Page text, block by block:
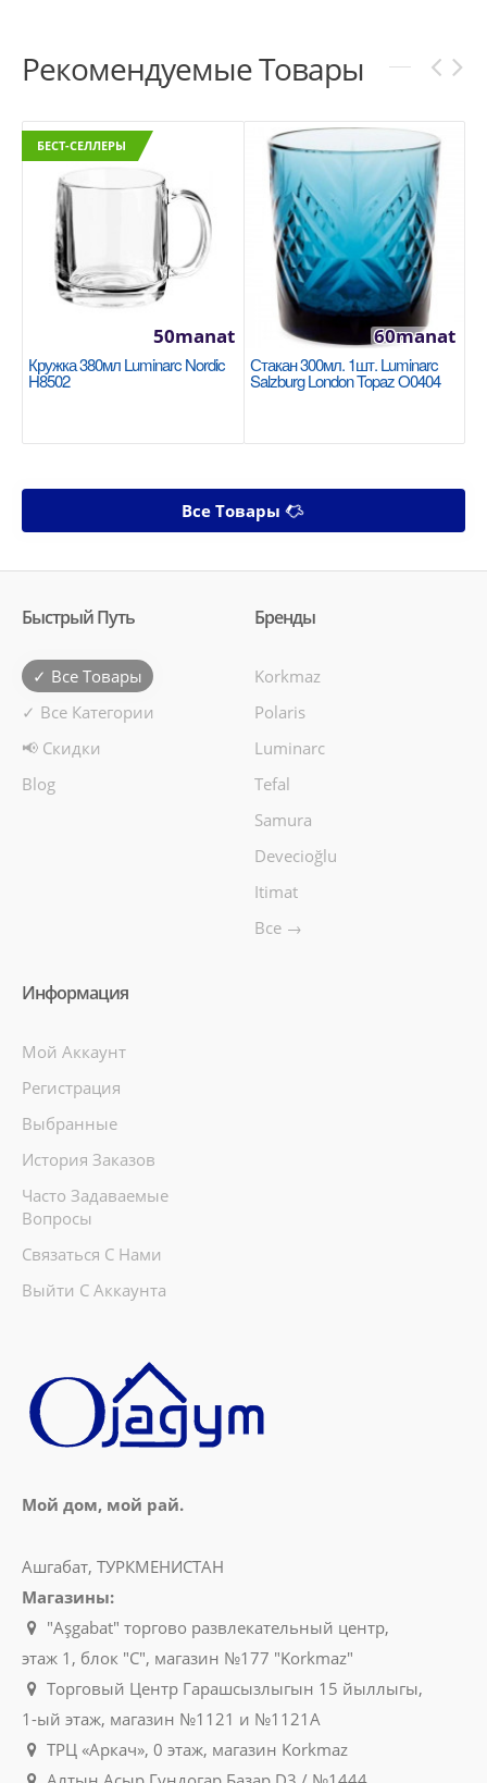
Рекомендуемые Товары
БЕСТ-СЕЛЛЕРЫ
Кружка 380мл Luminarc Nordic
H8502
50manat
Стакан 300мл. 1шт. Luminarc
Salzburg London Topaz O0404
60manat
Все Товары
Быстрый Путь
✓ Все Товары
✓ Все Категории
📢 Скидки
Blog
Бренды
Korkmaz
Polaris
Luminarc
Tefal
Samura
Devecioğlu
Itimat
Все →
Информация
Мой Аккаунт
Регистрация
Выбранные
История Заказов
Часто Задаваемые
Вопросы
Связаться С Нами
Выйти С Аккаунта
Мой дом, мой рай.
Ашгабат, ТУРКМЕНИСТАН
Магазины:
"Aşgabat" торгово развлекательный центр,
этаж 1, блок "C", магазин №177 "Korkmaz"
Торговый Центр Гарашсызлыгын 15 йыллыгы,
1-ый этаж, магазин №1121 и №1121A
ТРЦ «Аркач», 0 этаж, магазин Korkmaz